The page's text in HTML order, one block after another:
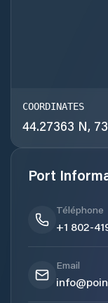
COORDINATES
44.27363 N,
Port
Téléphone
+1 802-
Email